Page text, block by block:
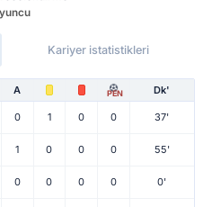
Kariyer istatistikleri
A PEN Dk'
0 1 0 0 37'
1 0 0 0 55'
0 0 0 0 0'